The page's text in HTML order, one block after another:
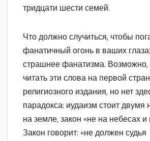
тридцати шести семей.
Что должно случиться, чтобы
фанатичный огонь в ваших
страшнее фанатизма. Возможно,
читать эти слова на первой
религиозного издания, но нет
парадокса: иудаизм стоит двумя
на земле, закон «не на небесах
Закон говорит: «не должен судья